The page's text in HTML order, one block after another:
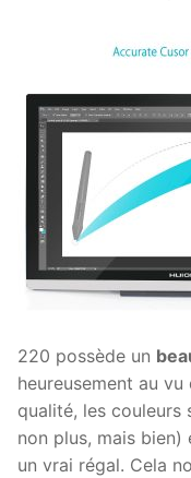
220 possède un
heureusement au vu
qualité, les couleurs
non plus, mais
un vrai régal. Cela